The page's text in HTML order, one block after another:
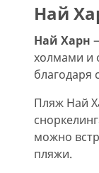
Най
Най Харн
холмами и
Пляж Най
можно
пляжи.